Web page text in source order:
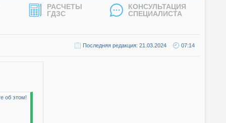
РАСЧЕТЫ
ГДЗС
КОНСУЛЬТАЦИЯ
СПЕЦИАЛИСТА
Последняя редакция: 21.03.2024 07:14
об этом!